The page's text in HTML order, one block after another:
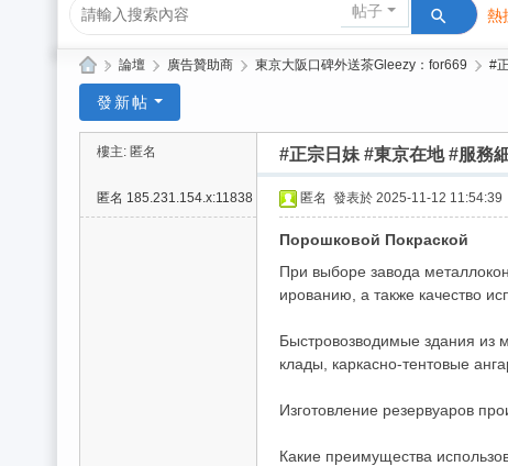
帖子 熱
活
ee
» 論壇 › 廣告贊助商 › 東京大阪口碑外送茶Gleezy：for669 › #
發新帖
樓主: 匿名 #正宗日妹 #東京在地 #服務
匿名 185.231.154.x:11838 匿名 發表於 2025-11-12 11:54:39
Порошковой Покраской
При выборе завода
ированию, а также качество
Быстровозводимые здания из
клады, каркасно-тентовые
Изготовление резервуаров
Какие преимущества